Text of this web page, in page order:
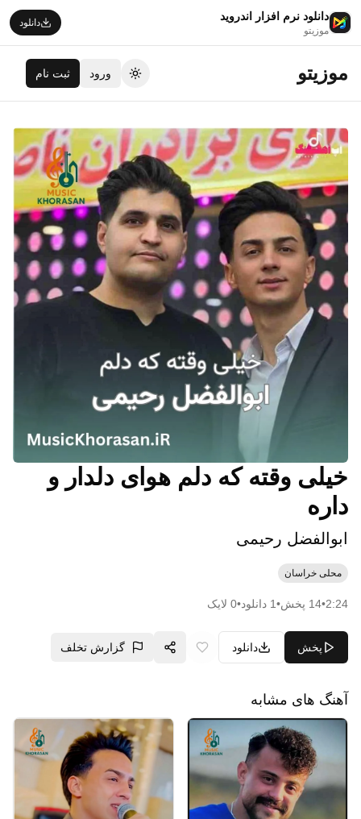
دانلود نرم افزار اندروید
موزیتو
دانلود
موزیتو تغییر تم
ورود ثبت نام
ﺧﻴﻠﻰ وﻗﺘﻪ ﻛﻪ دﻟﻢ ﻫﻮای دﻟﺪار و
داره
ابوالفضل رحیمی
محلی خراسان
2:24
•
14 پخش•
1 دانلود•
0 لایک
پخش دانلود گزارش تخلف
آهنگ های مشابه